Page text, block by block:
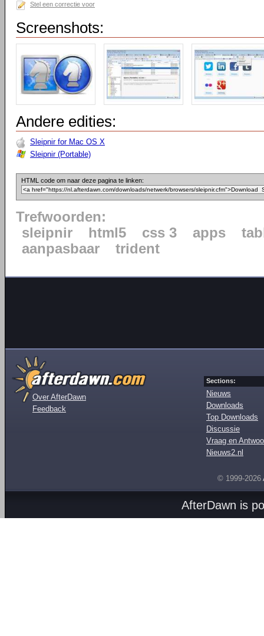
Stel een correctie voor
Screenshots:
Andere edities:
Sleipnir for Mac OS X
Sleipnir (Portable)
HTML code om naar deze pagina te linken:
Trefwoorden:
sleipnir
html5 css 3 apps
aanpasbaar
trident
Over AfterDawn
Feedback
Sections:
Nieuws
Downloads
Top Downloads
Discussie
Vraag en
Nieuws2.nl
© 1999-2026
AfterDawn is